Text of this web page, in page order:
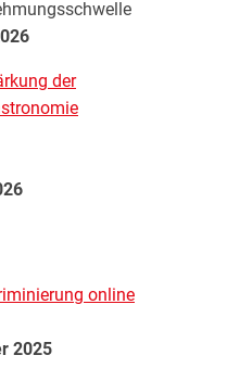
der
online
2025